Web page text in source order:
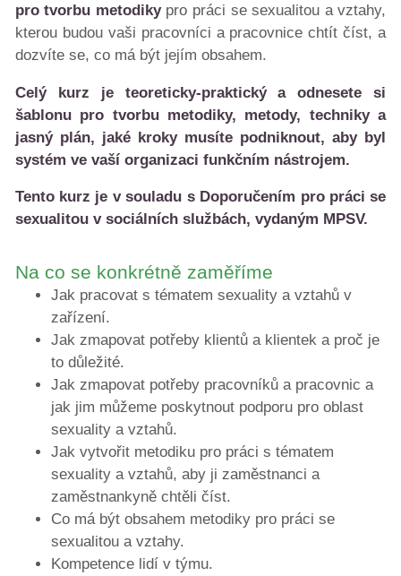
pro tvorbu metodikypro práci se sexualitou a vztahy,
kterou budou vaši pracovníci a pracovnice chtít číst, a
dozvíte se, co má být jejím obsahem.
Celý kurz je teoreticky-praktický a odnesete si
šablonu pro tvorbu metodiky, metody, techniky a
jasný plán, jaké kroky musíte podniknout, aby byl
systém ve vaší organizaci funkčním nástrojem.
Tento kurz je v souladu s Doporučením pro práci se
sexualitou v sociálních službách, vydaným MPSV.
Na co se konkrétně zaměříme
Jak pracovat s tématem sexuality a vztahů v
zařízení.
Jak zmapovat potřeby klientů a klientek a proč je
to důležité.
Jak zmapovat potřeby pracovníků a pracovnic a
jak jim můžeme poskytnout podporu pro oblast
sexuality a vztahů.
Jak vytvořit metodiku pro práci s tématem
sexuality a vztahů, aby ji zaměstnanci a
zaměstnankyně chtěli číst.
Co má být obsahem metodiky pro práci se
sexualitou a vztahy.
Kompetence lidí v týmu.